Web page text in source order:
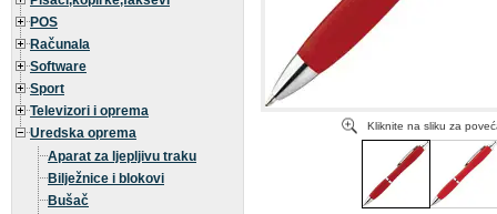
POS
Računala
Software
Sport
Televizori i oprema
Uredska oprema
Aparat za ljepljivu traku
Bilježnice i blokovi
Bušač
Kliknite na sliku za